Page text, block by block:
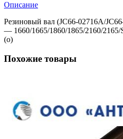
Описание
Резиновый вал (JC66-02716A/
— 1660/1665/1860/1865/2160/2165/
(o)
Похожие товары